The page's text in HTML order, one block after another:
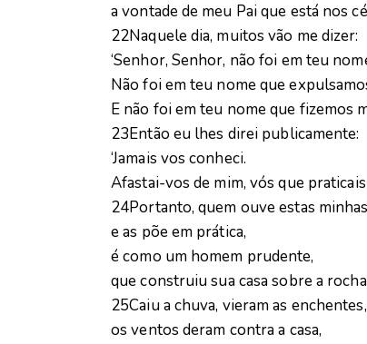
a vontade de meu Pai que está nos
22Naquele dia, muitos vão me dizer:
‘Senhor, Senhor, não foi em teu
Não foi em teu nome que
E não foi em teu nome que fizemos
23Então eu lhes direi publicamente:
‘Jamais vos conheci.
Afastai-vos de mim, vós que
24Portanto, quem ouve estas
e as põe em prática,
é como um homem prudente,
que construiu sua casa sobre a
25Caiu a chuva, vieram as enchentes,
os ventos deram contra a casa,